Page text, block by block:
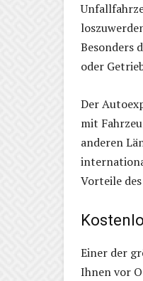
Besonders
oder
Der
mit
anderen
Vorteile
Einer der
Ihnen vor